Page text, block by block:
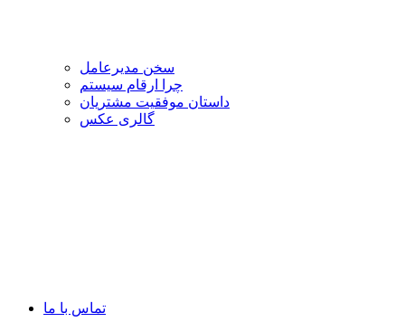
سخن مدیرعامل
چرا ارقام سیستم
داستان موفقیت مشتریان
گالری عکس
تماس با ما